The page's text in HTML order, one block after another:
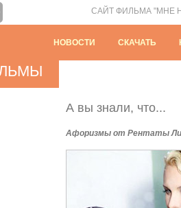
САЙТ ФИЛЬМА "МНЕ
НОВОСТИ СКАЧАТЬ
А вы знали, что...
Афоризмы от Рентаты